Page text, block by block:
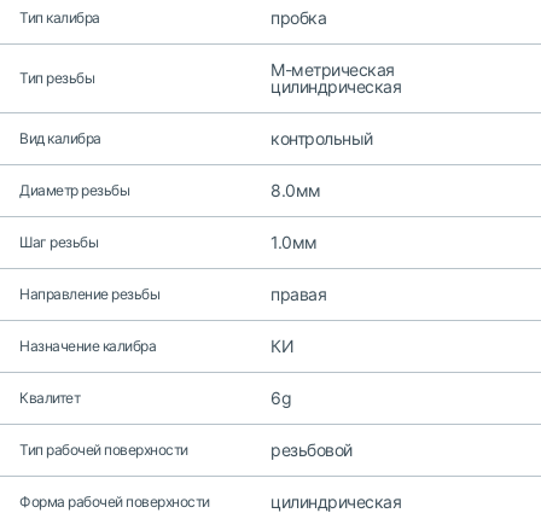
Тип калибра пробка
Тип резьбы
M-метрическая
цилиндрическая
Вид калибра контрольный
Диаметр резьбы 8.0мм
Шаг резьбы 1.0мм
Направление резьбы правая
Назначение калибра КИ
Квалитет 6g
Тип рабочей поверхности резьбовой
Форма рабочей поверхности цилиндрическая